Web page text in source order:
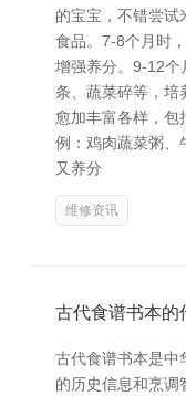
的宝宝，不错尝试
食品。7-8个月时
增强养分。9-12个
条、蔬菜碎等，培
愈加丰富各样，包
例：鸡肉蔬菜粥、
又养分
维修资讯
古代食谱书本的
古代食谱书本是中
的历史信息和烹调